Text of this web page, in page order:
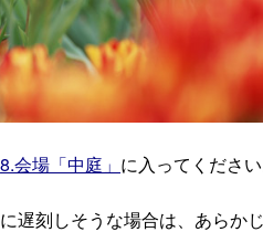
8.会場「中庭」 に入ってください
遅刻しそうな場合は、あらか